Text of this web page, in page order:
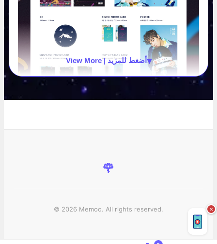
View More | أضغط للمزيد▾
🌹
© 2026 Memoo. All rights reserved. ×